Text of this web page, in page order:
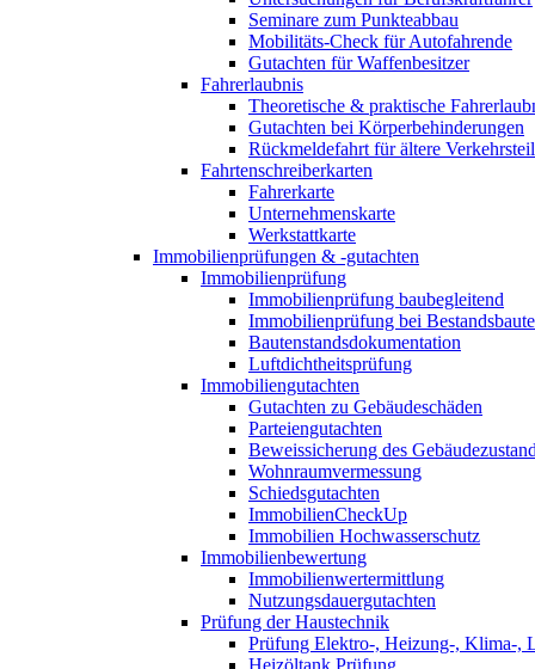
Seminare zum Punkteabbau
Mobilitäts-Check für Autofahrende
Gutachten für Waffenbesitzer
Fahrerlaubnis
Theoretische & praktische
Gutachten bei Körperbehinderungen
Rückmeldefahrt für ältere
Fahrtenschreiberkarten
Fahrerkarte
Unternehmenskarte
Werkstattkarte
Immobilienprüfungen & -gutachten
Immobilienprüfung
Immobilienprüfung baubegleitend
Immobilienprüfung bei
Bautenstandsdokumentation
Luftdichtheitsprüfung
Immobiliengutachten
Gutachten zu Gebäudeschäden
Parteiengutachten
Beweissicherung des
Wohnraumvermessung
Schiedsgutachten
ImmobilienCheckUp
Immobilien Hochwasserschutz
Immobilienbewertung
Immobilienwertermittlung
Nutzungsdauergutachten
Prüfung der Haustechnik
Prüfung Elektro-, Heizung-, Klima-,
Heizöltank Prüfung